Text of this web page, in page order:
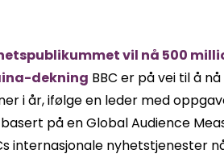
vil nå 500
dekning BBC er på vei til å
i år, ifølge en leder med
på en Global Audience
internasjonale nyhetstjenester